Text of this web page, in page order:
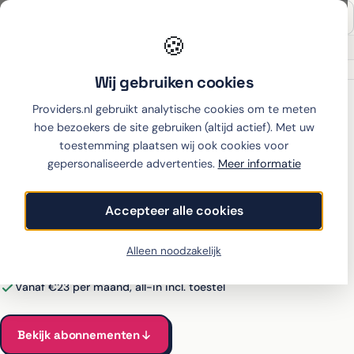
🍪
Wij gebruiken cookies
Providers.nl gebruikt analytische cookies om te meten
hoe bezoekers de site gebruiken (altijd actief). Met uw
toestemming plaatsen wij ook cookies voor
gepersonaliseerde advertenties. Meer informatie
Accepteer alle cookies
Alleen noodzakelijk
Galaxy A55›hollandsnieuwe
Samsung Galaxy A55 met
abonnement bij
hollandsnieuwe
Alle hollandsnieuwe-abonnementen voor de Galaxy A55
Vanaf €23 per maand, all-in incl. toestel
Bekijk abonnementen